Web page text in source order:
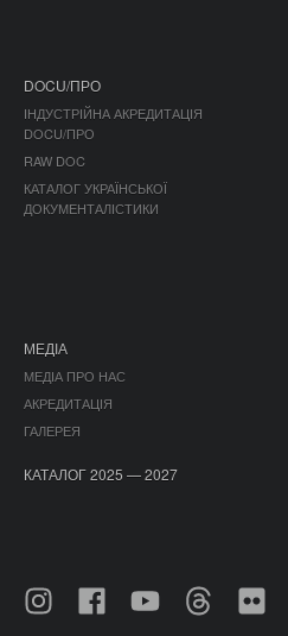
DOCU/ПРО
ІНДУСТРІЙНА АКРЕДИТАЦІЯ
DOCU/ПРО
RAW DOC
КАТАЛОГ УКРАЇНСЬКОЇ
ДОКУМЕНТАЛІСТИКИ
МЕДІА
МЕДІА ПРО НАС
АКРЕДИТАЦІЯ
ГАЛЕРЕЯ
КАТАЛОГ 2025 — 2027